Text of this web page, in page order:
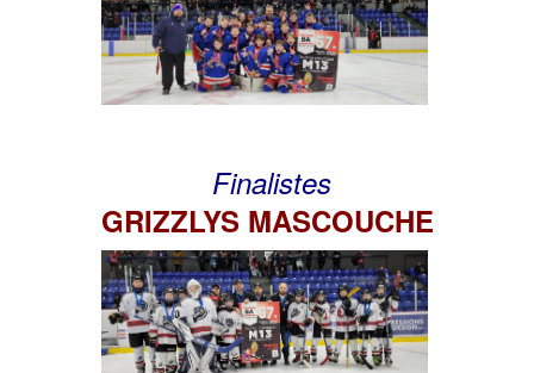
Finalistes
GRIZZLYS MASCOUCHE